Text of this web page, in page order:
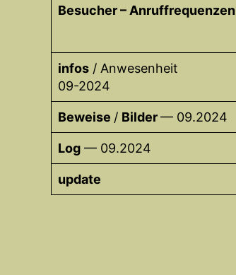
Besucher – Anruffrequenzen
infos / Anwesenheit
09-2024
Beweise / Bilder— 09.2024
Log — 09.2024
update